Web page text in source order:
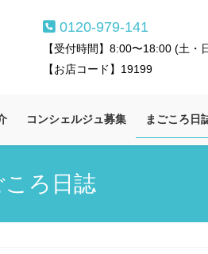
0120-979-141
【受付時間】8:00〜18:00 (土・
【お店コード】19199
コンシェルジュ募集 まごころ日
ころ日誌